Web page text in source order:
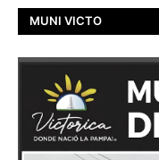
MUNI VICTO